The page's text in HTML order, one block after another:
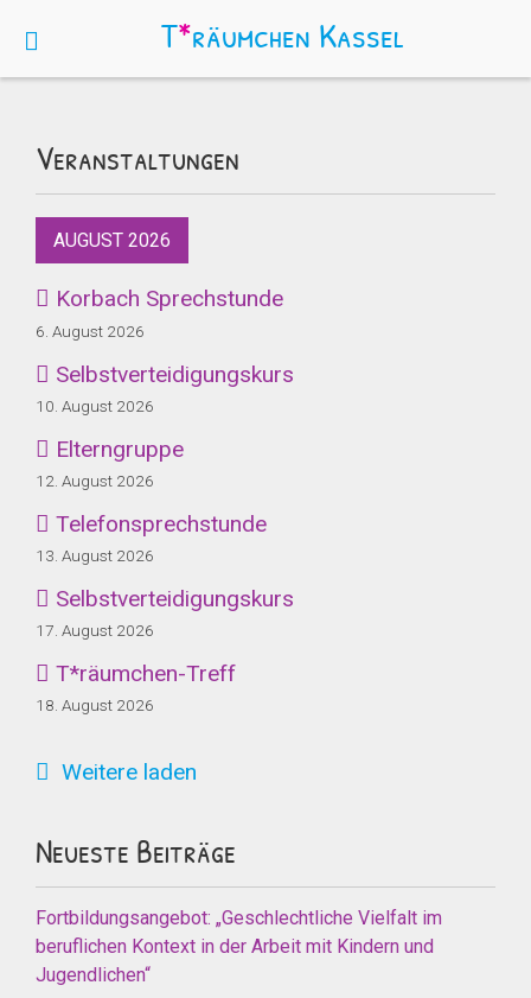
Veranstaltungen
AUGUST 2026
Korbach Sprechstunde
6. August 2026
Selbstverteidigungskurs
10. August 2026
Elterngruppe
12. August 2026
Telefonsprechstunde
13. August 2026
Selbstverteidigungskurs
17. August 2026
T*räumchen-Treff
18. August 2026
Weitere laden
Neueste Beiträge
Fortbildungsangebot: „Geschlechtliche Vielfalt im
beruflichen Kontext in der Arbeit mit Kindern und
Jugendlichen“
T*räumchen Kassel